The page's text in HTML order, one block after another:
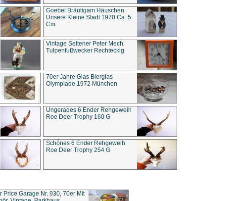
Goebel Bräutigam Häuschen
Unsere Kleine Stadt 1970 Ca. 5
Cm
Vintage Seltener Peter Mech.
Tulpenfußwecker Rechteckig
70er Jahre Glas Bierglas
Olympiade 1972 München
Ungerades 6 Ender Rehgeweih
Roe Deer Trophy 160 G
Schönes 6 Ender Rehgeweih
Roe Deer Trophy 254 G
Price Garage Nr. 930, 70er Mit